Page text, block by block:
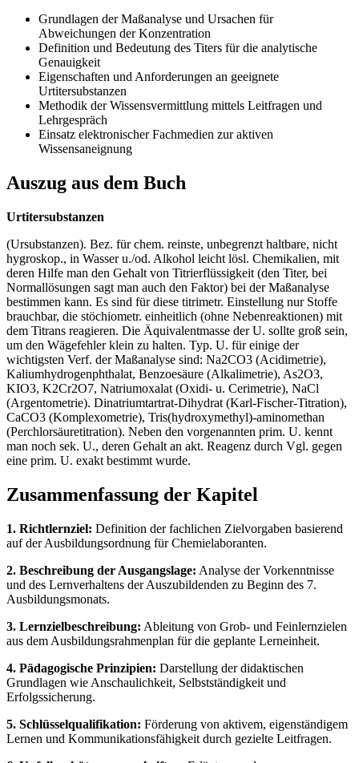
Grundlagen der Maßanalyse und Ursachen für
Abweichungen der Konzentration
Definition und Bedeutung des Titers für die analytische
Genauigkeit
Eigenschaften und Anforderungen an geeignete
Urtitersubstanzen
Methodik der Wissensvermittlung mittels Leitfragen und
Lehrgespräch
Einsatz elektronischer Fachmedien zur aktiven
Wissensaneignung
Auszug aus dem Buch
Urtitersubstanzen
(Ursubstanzen). Bez. für chem. reinste, unbegrenzt haltbare, nicht
hygroskop., in Wasser u./od. Alkohol leicht lösl. Chemikalien, mit
deren Hilfe man den Gehalt von Titrierflüssigkeit (den Titer, bei
Normallösungen sagt man auch den Faktor) bei der Maßanalyse
bestimmen kann. Es sind für diese titrimetr. Einstellung nur Stoffe
brauchbar, die stöchiometr. einheitlich (ohne Nebenreaktionen) mit
dem Titrans reagieren. Die Äquivalentmasse der U. sollte groß sein,
um den Wägefehler klein zu halten. Typ. U. für einige der
wichtigsten Verf. der Maßanalyse sind: Na2CO3 (Acidimetrie),
Kaliumhydrogenphthalat, Benzoesäure (Alkalimetrie), As2O3,
KIO3, K2Cr2O7, Natriumoxalat (Oxidi- u. Cerimetrie), NaCl
(Argentometrie). Dinatriumtartrat-Dihydrat (Karl-Fischer-Titration),
CaCO3 (Komplexometrie), Tris(hydroxymethyl)-aminomethan
(Perchlorsäuretitration). Neben den vorgenannten prim. U. kennt
man noch sek. U., deren Gehalt an akt. Reagenz durch Vgl. gegen
eine prim. U. exakt bestimmt wurde.
Zusammenfassung der Kapitel
1. Richtlernziel: Definition der fachlichen Zielvorgaben basierend
auf der Ausbildungsordnung für Chemielaboranten.
2. Beschreibung der Ausgangslage: Analyse der Vorkenntnisse
und des Lernverhaltens der Auszubildenden zu Beginn des 7.
Ausbildungsmonats.
3. Lernzielbeschreibung: Ableitung von Grob- und Feinlernzielen
aus dem Ausbildungsrahmenplan für die geplante Lerneinheit.
4. Pädagogische Prinzipien: Darstellung der didaktischen
Grundlagen wie Anschaulichkeit, Selbstständigkeit und
Erfolgssicherung.
5. Schlüsselqualifikation: Förderung von aktivem, eigenständigem
Lernen und Kommunikationsfähigkeit durch gezielte Leitfragen.